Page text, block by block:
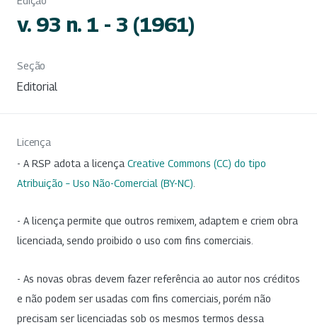
v. 93 n. 1 - 3 (1961)
Seção
Editorial
Licença
- A RSP adota a licença Creative Commons (CC) do tipo
Atribuição – Uso Não-Comercial (BY-NC)
- A licença permite que outros remixem, adaptem e criem obra
licenciada, sendo proibido o uso com fins comerciais.
- As novas obras devem fazer referência ao autor nos créditos
e não podem ser usadas com fins comerciais, porém não
precisam ser licenciadas sob os mesmos termos dessa